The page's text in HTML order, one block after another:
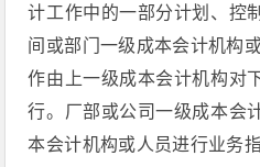
计工作中的一部分计划、控
间或部门一级成本会计机构
作由上一级成本会计机构对
行。厂部或公司一级成本会
本会计机构或人员进行业务